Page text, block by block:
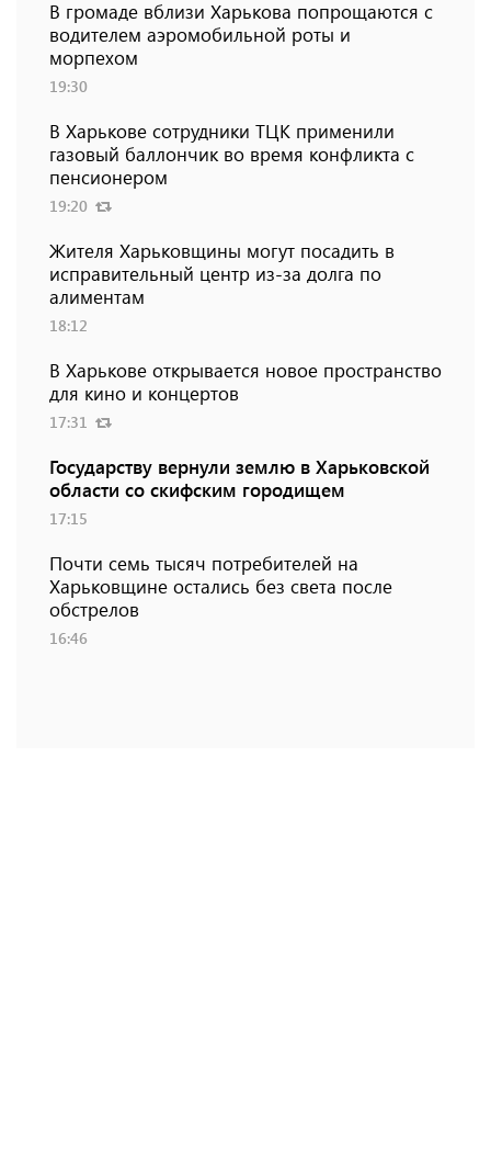
В громаде вблизи Харькова попрощаются с
водителем аэромобильной роты и
морпехом
19:30
В Харькове сотрудники ТЦК применили
газовый баллончик во время конфликта с
пенсионером
19:20
Жителя Харьковщины могут посадить в
исправительный центр из-за долга по
алиментам
18:12
В Харькове открывается новое пространство
для кино и концертов
17:31
Государству вернули землю в Харьковской
области со скифским городищем
17:15
Почти семь тысяч потребителей на
Харьковщине остались без света после
обстрелов
16:46